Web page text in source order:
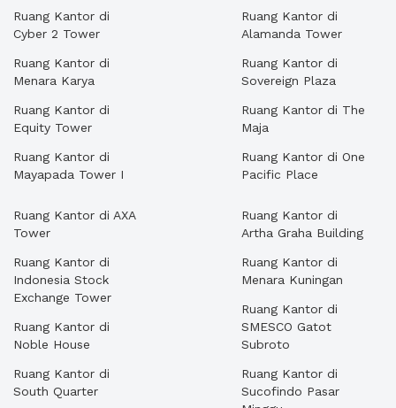
Ruang Kantor di
Cyber 2 Tower
Ruang Kantor di
Menara Karya
Ruang Kantor di
Equity Tower
Ruang Kantor di
Mayapada Tower I
Ruang Kantor di
Alamanda Tower
Ruang Kantor di
Sovereign Plaza
Ruang Kantor di The
Maja
Ruang Kantor di One
Pacific Place
Ruang Kantor di AXA
Tower
Ruang Kantor di
Indonesia Stock
Exchange Tower
Ruang Kantor di
Noble House
Ruang Kantor di
South Quarter
Ruang Kantor di
Artha Graha Building
Ruang Kantor di
Menara Kuningan
Ruang Kantor di
SMESCO Gatot
Subroto
Ruang Kantor di
Sucofindo Pasar